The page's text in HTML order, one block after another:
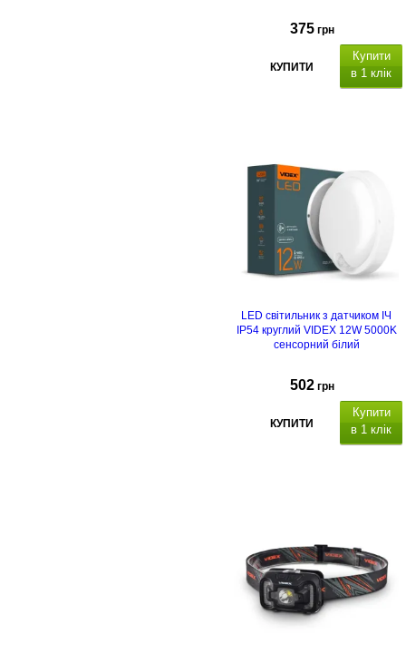
375 грн
КУПИТИ
Купити
в 1 клік
функція нічника
, розміри: 435х118.
LED світильник з датчиком ІЧ
IP54 круглий VIDEX 12W 5000K
сенсорний білий
502 грн
КУПИТИ
Купити
в 1 клік